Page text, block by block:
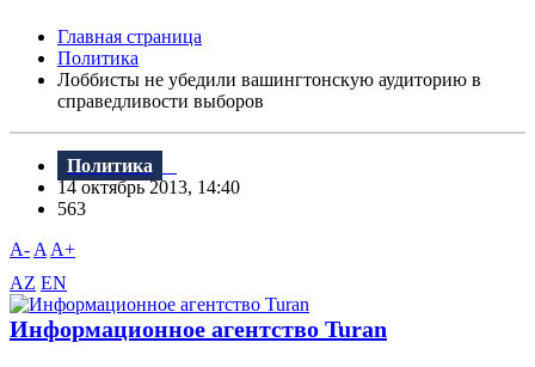
Главная страница
Политика
Лоббисты не убедили вашингтонскую аудиторию в
справедливости выборов
Политика
14 октябрь 2013, 14:40
563
A- A A+
AZ EN
Информационное агентство Turan